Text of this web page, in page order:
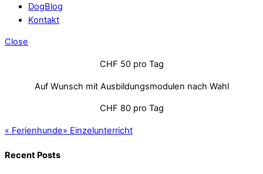
DogBlog
Kontakt
Close
CHF 50 pro Tag
Auf Wunsch mit Ausbildungsmodulen nach Wahl
CHF 80 pro Tag
« Ferienhunde» Einzelunterricht
Recent Posts